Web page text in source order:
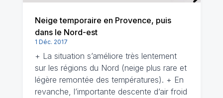
Neige temporaire en Provence, puis
dans le Nord-est
1 Déc. 2017
+ La situation s’améliore très lentement
sur les régions du Nord (neige plus rare et
légère remontée des températures). + En
revanche, l’importante descente d’air froid